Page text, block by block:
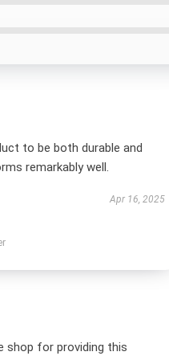
to be both durable and
remarkably well.
Apr 16, 2025
shop for providing this